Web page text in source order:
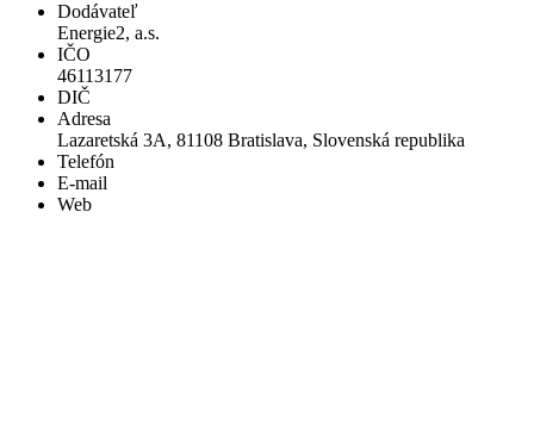
Dodávateľ
Energie2, a.s.
IČO
46113177
DIČ
Adresa
Lazaretská 3A, 81108 Bratislava, Slovenská republika
Telefón
E-mail
Web